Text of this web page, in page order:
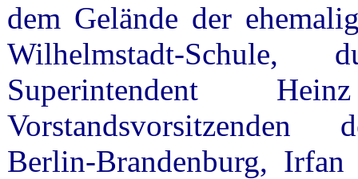
dem Gelände der
Wilhelmstadt-
Superintendent
Vorstandsvorsitzenden
Berlin-Brandenburg,